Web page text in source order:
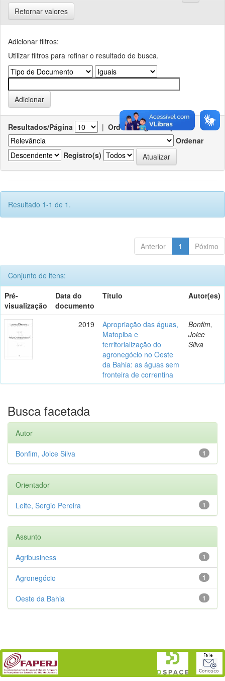
Retornar valores
Adicionar filtros:
Utilizar filtros para refinar o resultado de busca.
Resultados/Página | Ordenar registros por
Ordenar
Registro(s)
Resultado 1-1 de 1.
Anterior 1 Póximo
Conjunto de itens:
Pré-
visualização
Data do
documento
Título Autor(es)
2019
Apropriação das águas,
Matopiba e
territorialização do
agronegócio no Oeste
da Bahia: as águas sem
fronteira de correntina
Bonfim,
Joice
Silva
Busca facetada
Autor
1
Bonfim, Joice Silva
Orientador
1
Leite, Sergio Pereira
Assunto
1
Agribusiness
1
Agronegócio
1
Oeste da Bahia